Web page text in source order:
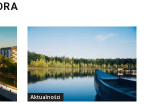
Aktualności